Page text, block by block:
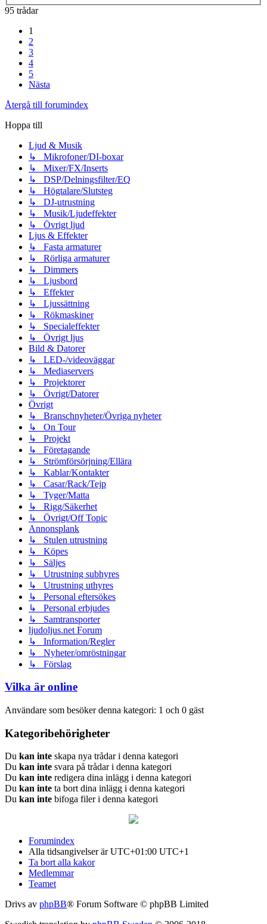
95 trådar
1
2
3
4
5
Nästa
Återgå till forumindex
Hoppa till
Ljud & Musik
↳ Mikrofoner/DI-boxar
↳ Mixer/FX/Inserts
↳ DSP/Delningsfilter/EQ
↳ Högtalare/Slutsteg
↳ DJ-utrustning
↳ Musik/Ljudeffekter
↳ Övrigt ljud
Ljus & Effekter
↳ Fasta armaturer
↳ Rörliga armaturer
↳ Dimmers
↳ Ljusbord
↳ Effekter
↳ Ljussättning
↳ Rökmaskiner
↳ Specialeffekter
↳ Övrigt ljus
Bild & Datorer
↳ LED-/videoväggar
↳ Mediaservers
↳ Projektorer
↳ Övrigt/Datorer
Övrigt
↳ Branschnyheter/Övriga nyheter
↳ On Tour
↳ Projekt
↳ Företagande
↳ Strömförsörjning/Ellära
↳ Kablar/Kontakter
↳ Casar/Rack/Tejp
↳ Tyger/Matta
↳ Rigg/Säkerhet
↳ Övrigt/Off Topic
Annonsplank
↳ Stulen utrustning
↳ Köpes
↳ Säljes
↳ Utrustning subhyres
↳ Utrustning uthyres
↳ Personal eftersökes
↳ Personal erbjudes
↳ Samtransporter
ljudoljus.net Forum
↳ Information/Regler
↳ Nyheter/omröstningar
↳ Förslag
Vilka är online
Användare som besöker denna kategori: 1 och 0 gäst
Kategoribehörigheter
Du kan inte skapa nya trådar i denna kategori
Du kan inte svara på trådar i denna kategori
Du kan inte redigera dina inlägg i denna kategori
Du kan inte ta bort dina inlägg i denna kategori
Du kan inte bifoga filer i denna kategori
Forumindex
Alla tidsangivelser är UTC+01:00 UTC+1
Ta bort alla kakor
Medlemmar
Teamet
Drivs av phpBB® Forum Software © phpBB Limited